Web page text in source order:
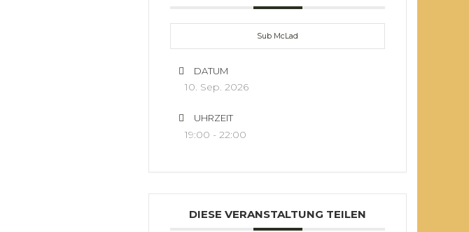
Sub McLad
DATUM
10. Sep. 2026
UHRZEIT
19:00 - 22:00
DIESE VERANSTALTUNG TEILEN